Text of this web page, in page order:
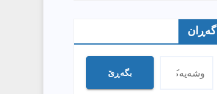
گەڕان
بگەڕێ